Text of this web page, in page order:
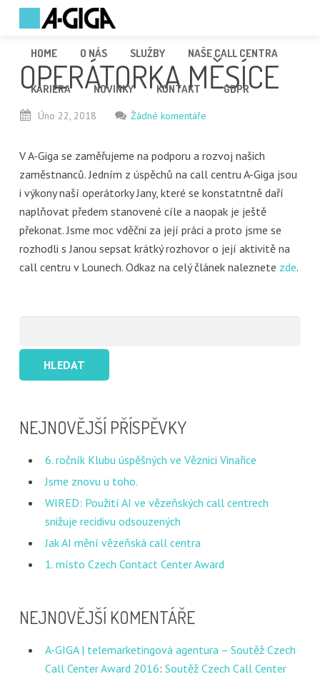
HOME O NÁS SLUŽBY NAŠE CALL CENTRA
KARIÉRA NOVINKY KONTAKT GDPR
OPERÁTORKA MĚSÍCE
Úno 22, 2018 Žádné komentáře
V A-Giga se zaměřujeme na podporu a rozvoj našich
zaměstnanců. Jedním z úspěchů na call centru A-Giga jsou
i výkony naší operátorky Jany, které se konstatntně daří
naplňovat předem stanovené cíle a naopak je ještě
překonat. Jsme moc vděčni za její práci a proto jsme se
rozhodli s Janou sepsat krátký rozhovor o její aktivitě na
call centru v Lounech. Odkaz na celý článek naleznete zde.
NEJNOVĚJŠÍ PŘÍSPĚVKY
6. ročník Klubu úspěšných ve Věznici Vinařice
Jsme znovu u toho.
WIRED: Použití AI ve vězeňských call centrech
snižuje recidivu odsouzených
Jak AI mění vězeňská call centra
1. místo Czech Contact Center Award
NEJNOVĚJŠÍ KOMENTÁŘE
A-GIGA | telemarketingová agentura – Soutěž Czech
Call Center Award 2016: Soutěž Czech Call Center